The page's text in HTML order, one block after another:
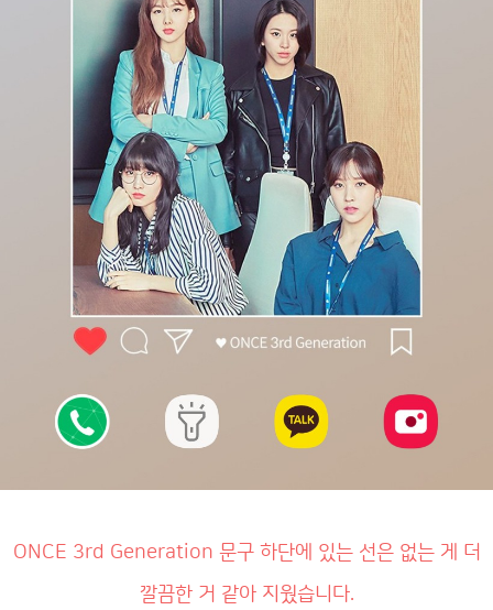
ONCE 3rd Generation 문구 하단에 있는 선은 없는 게 더
깔끔한 거 같아 지웠습니다.